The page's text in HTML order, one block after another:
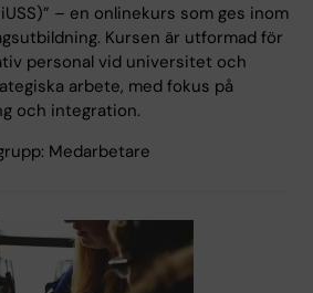
– en onlinekurs som ges inom
Kursen är utformad för
personal vid universitet och
arbete, med fokus på
och integration.
Medarbetare